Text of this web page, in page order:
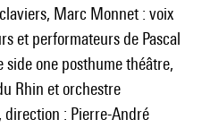
Marc Monnet : voix
et performateurs de Pascal
one posthume théâtre,
Rhin et orchestre
: Pierre-André